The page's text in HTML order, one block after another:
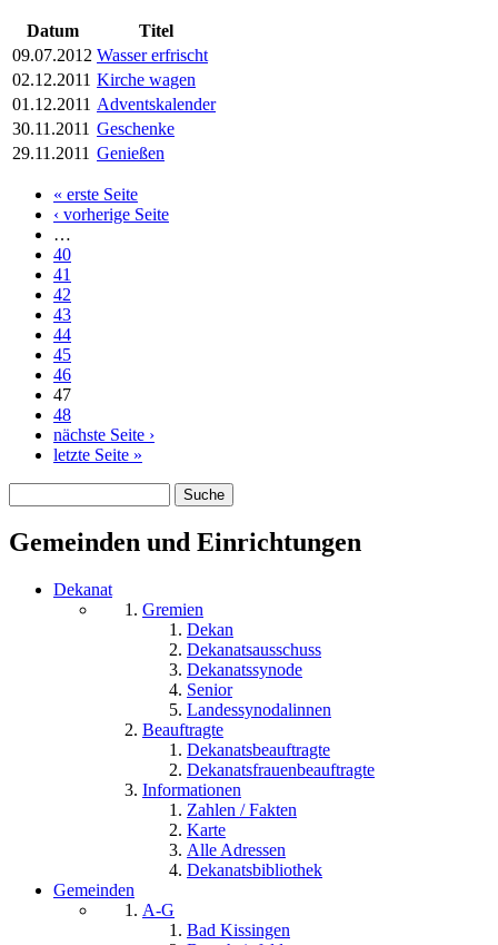
Datum
Titel
09.07.2012 Wasser erfrischt
02.12.2011 Kirche wagen
01.12.2011 Adventskalender
30.11.2011 Geschenke
29.11.2011 Genießen
Seiten« erste Seite
‹ vorherige Seite
…
40
41
42
43
44
45
46
47
48
nächste Seite ›
letzte Seite »
Gemeinden und Einrichtungen
Dekanat
Gremien
Dekan
Dekanatsausschuss
Dekanatssynode
Senior
Landessynodalinnen
Beauftragte
Dekanatsbeauftragte
Dekanatsfrauenbeauftragte
Informationen
Zahlen / Fakten
Karte
Alle Adressen
Dekanatsbibliothek
Gemeinden
A-G
Bad Kissingen